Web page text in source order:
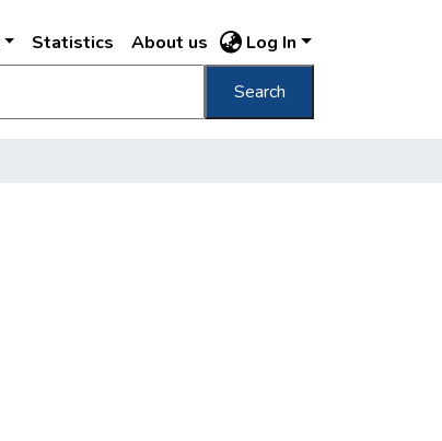
Statistics About us Log In
Search